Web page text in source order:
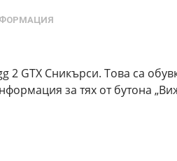
2 GTX Сникърси. Това са
за тях от бутона